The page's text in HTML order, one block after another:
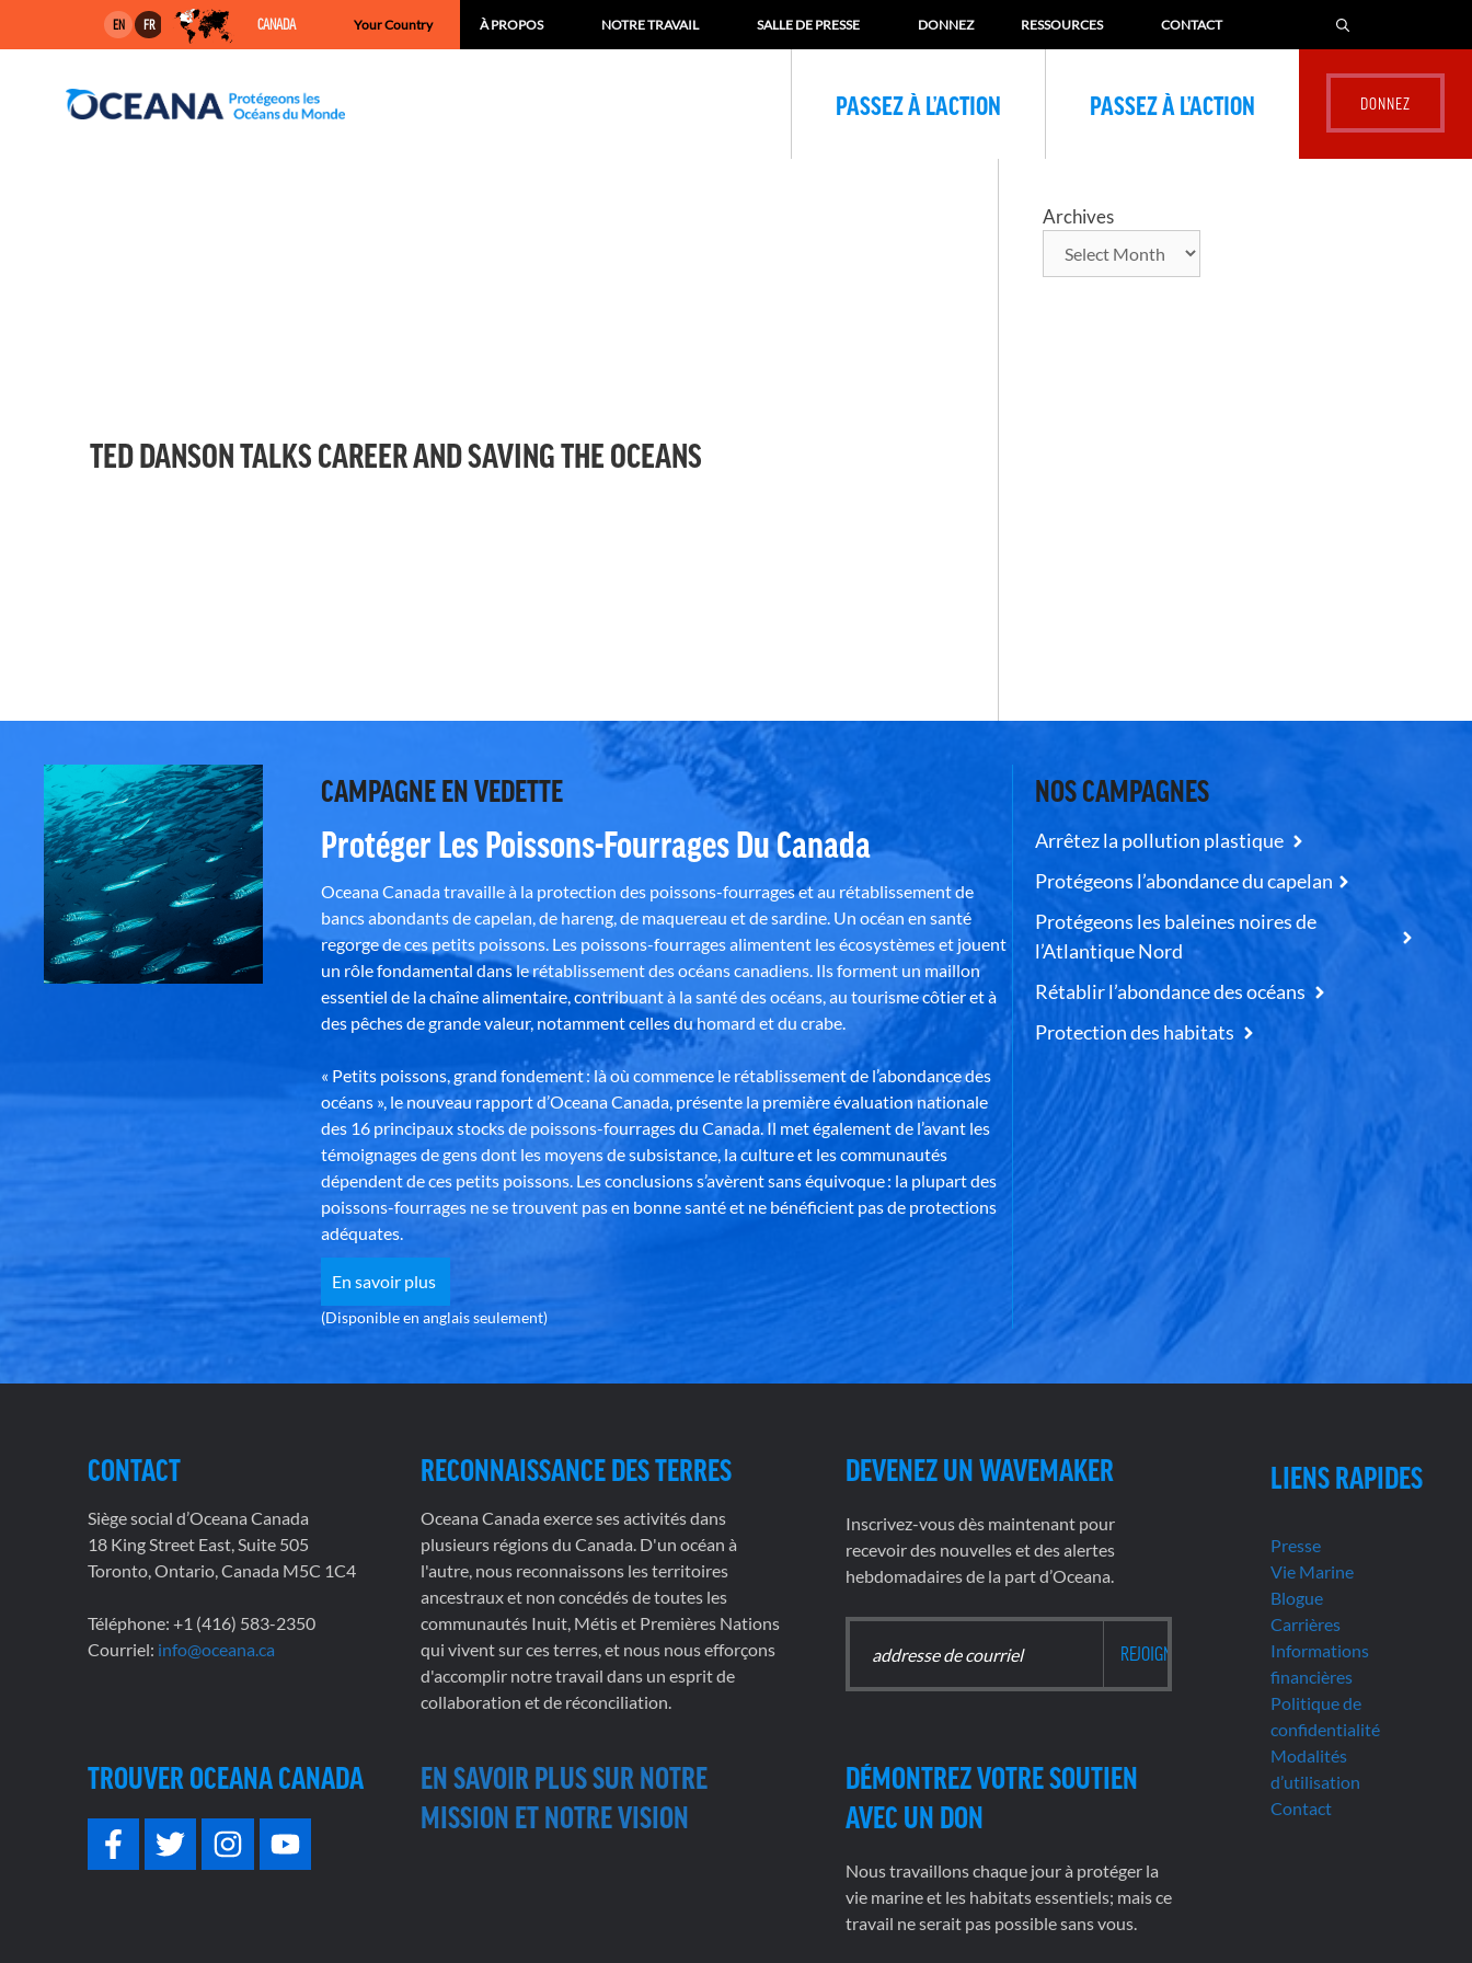
EN FR CANADA Your Country À PROPOS NOTRE TRAVAIL SALLE DE PRESSE DONNEZ RESSOURCES CONTACT
PASSEZ À L’ACTION PASSEZ À L’ACTION
TED DANSON TALKS CAREER AND SAVING THE OCEANS
Archives
CAMPAGNE EN VEDETTE
Protéger Les Poissons-Fourrages Du Canada
Oceana Canada travaille à la protection des poissons-fourrages et au rétablissement de
bancs abondants de capelan, de hareng, de maquereau et de sardine. Un océan en santé
regorge de ces petits poissons. Les poissons-fourrages alimentent les écosystèmes et jouent
un rôle fondamental dans le rétablissement des océans canadiens. Ils forment un maillon
essentiel de la chaîne alimentaire, contribuant à la santé des océans, au tourisme côtier et à
des pêches de grande valeur, notamment celles du homard et du crabe.
« Petits poissons, grand fondement : là où commence le rétablissement de l’abondance des
océans », le nouveau rapport d’Oceana Canada, présente la première évaluation nationale
des 16 principaux stocks de poissons-fourrages du Canada. Il met également de l’avant les
témoignages de gens dont les moyens de subsistance, la culture et les communautés
dépendent de ces petits poissons. Les conclusions s’avèrent sans équivoque : la plupart des
poissons-fourrages ne se trouvent pas en bonne santé et ne bénéficient pas de protections
adéquates.
En savoir plus
(Disponible en anglais seulement)
NOS CAMPAGNES
Arrêtez la pollution plastique
Protégeons l’abondance du capelan
Protégeons les baleines noires de
l’Atlantique Nord
Rétablir l’abondance des océans
Protection des habitats
CONTACT
Siège social d’Oceana Canada
18 King Street East, Suite 505
Toronto, Ontario, Canada M5C 1C4
Téléphone: +1 (416) 583-2350
Courriel: info@oceana.ca
TROUVER OCEANA CANADA
RECONNAISSANCE DES TERRES
Oceana Canada exerce ses activités dans
plusieurs régions du Canada. D'un océan à
l'autre, nous reconnaissons les territoires
ancestraux et non concédés de toutes les
communautés Inuit, Métis et Premières Nations
qui vivent sur ces terres, et nous nous efforçons
d'accomplir notre travail dans un esprit de
collaboration et de réconciliation.
EN SAVOIR PLUS SUR NOTRE
MISSION ET NOTRE VISION
DEVENEZ UN WAVEMAKER
Inscrivez-vous dès maintenant pour
recevoir des nouvelles et des alertes
hebdomadaires de la part d’Oceana.
DÉMONTREZ VOTRE SOUTIEN
AVEC UN DON
Nous travaillons chaque jour à protéger la
vie marine et les habitats essentiels; mais ce
travail ne serait pas possible sans vous.
LIENS RAPIDES
Presse
Vie Marine
Blogue
Carrières
Informations
financières
Politique de
confidentialité
Modalités
d’utilisation
Contact